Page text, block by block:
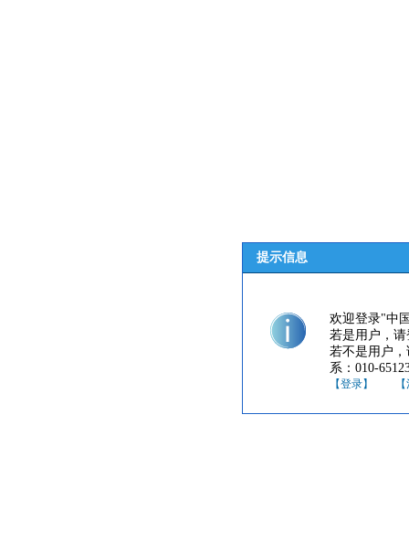
提示信息
欢迎登录"中
若是用户，
若不是用户
系：010-
【登录】